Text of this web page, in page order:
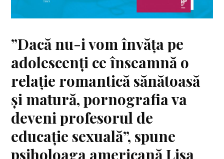
”Dacă nu-i vom învăța pe
adolescenți ce înseamnă o
relație romantică sănătoasă
și matură, pornografia va
deveni profesorul de
educație sexuală”, spune
psiholoaga americană Lisa